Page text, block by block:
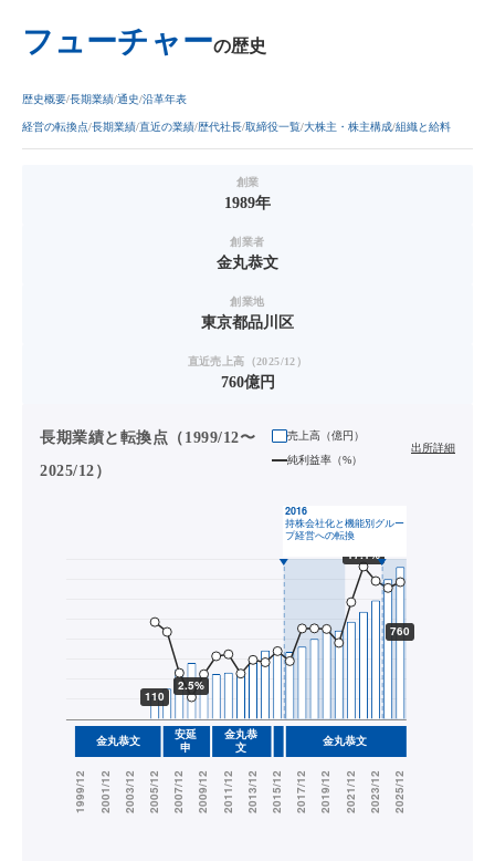
フューチャーの歴史
歴史概要 長期業績 通史 沿革年表
経営の転換点 長期業績 直近の業績 歴代社長 取締役一覧 大株主・株主構成 組織と給料
創業
1989年
創業者
金丸恭文
創業地
東京都品川区
直近売上高（2025/12）
760億円
長期業績と転換点（1999/12〜
2025/12）
売上高（億円）
純利益率（%）
出所詳細